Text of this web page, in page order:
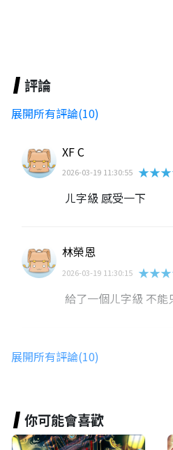
評論
展開所有評論(10)
XF C
2026-03-19 11:30:55
ㄦ字級 感受一下
林榮恩
2026-03-19 11:30:15
給了一個ㄦ字級 不能
亞芸
展開所有評論(10)
你可能會喜歡